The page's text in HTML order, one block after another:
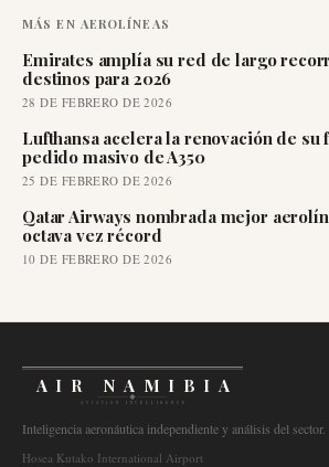
MÁS EN AEROLÍNEAS
Emirates amplía su red de largo
destinos para 2026
28 DE FEBRERO DE 2026
Lufthansa acelera la renovación de su
pedido masivo de A350
25 DE FEBRERO DE 2026
Qatar Airways nombrada mejor
octava vez récord
10 DE FEBRERO DE 2026
AIR NAMIBIA
AVIATION INTELLIGENCE
Inteligencia aeronáutica independiente y análisis del sector.
Hosea Kutako International Airport